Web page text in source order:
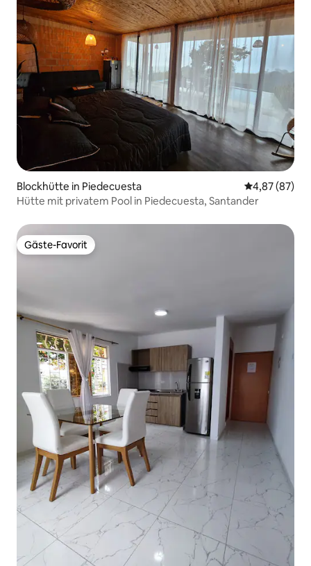
Blockhütte in Piedecuesta
4,87 (87)
Hütte mit privatem Pool in Piedecuesta, Santander
Gäste-Favorit
Gäste-Favorit